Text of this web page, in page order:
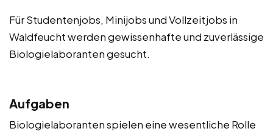
Für Studentenjobs, Minijobs und Vollzeitjobs in
Waldfeucht werden gewissenhafte und zuverlässige
Biologielaboranten gesucht.
Aufgaben
Biologielaboranten spielen eine wesentliche Rolle